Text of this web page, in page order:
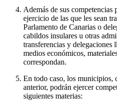
Además de sus competencias
ejercicio de las que les sean
Parlamento de Canarias o
cabildos insulares u otras
transferencias y delegaciones
medios económicos,
correspondan.
En todo caso, los municipios,
anterior, podrán ejercer
siguientes materias: